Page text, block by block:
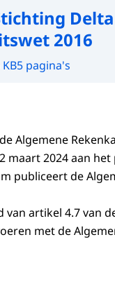
2016
5 pagina's
Algemene
maart 2024 aan
publiceert de
artikel 4.7 van
met de